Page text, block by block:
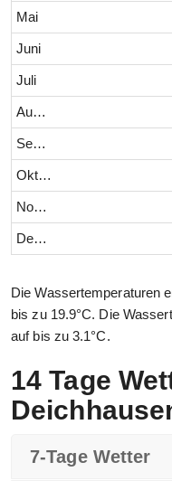
Mai
Juni
Juli
August
September
Oktober
November
Dezember
Die Wassertemperaturen
bis zu 19.9°C. Die
auf bis zu 3.1°C.
14 Tage
7-Tage Wetter